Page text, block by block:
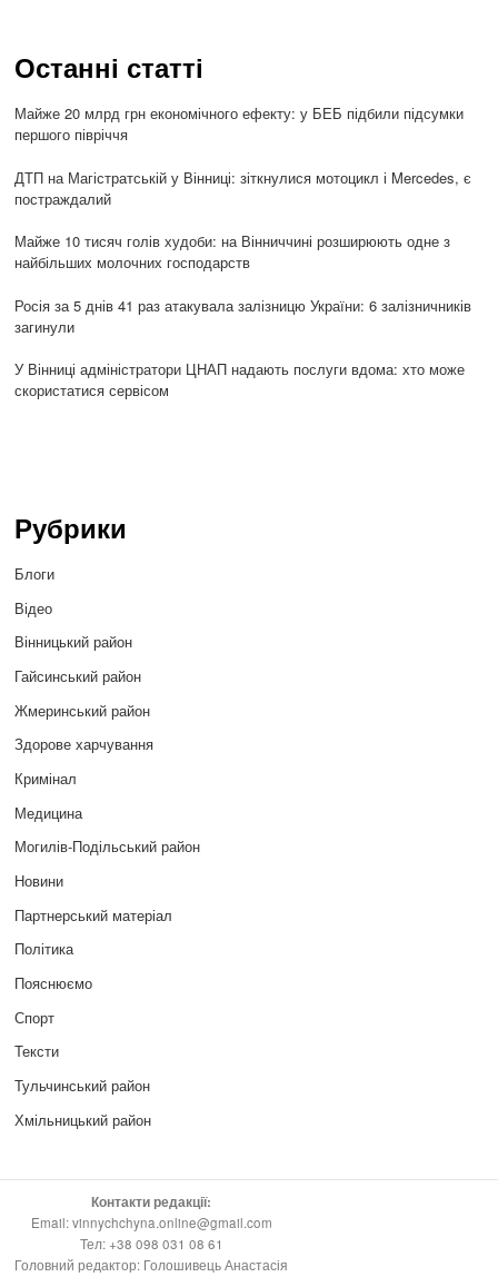
Останні статті
Майже 20 млрд грн економічного ефекту: у БЕБ підбили підсумки
першого півріччя
ДТП на Магістратській у Вінниці: зіткнулися мотоцикл і Mercedes, є
постраждалий
Майже 10 тисяч голів худоби: на Вінниччині розширюють одне з
найбільших молочних господарств
Росія за 5 днів 41 раз атакувала залізницю України: 6 залізничників
загинули
У Вінниці адміністратори ЦНАП надають послуги вдома: хто може
скористатися сервісом
Рубрики
Блоги
Відео
Вінницький район
Гайсинський район
Жмеринський район
Здорове харчування
Кримінал
Медицина
Могилів-Подільський район
Новини
Партнерський матеріал
Політика
Пояснюємо
Спорт
Тексти
Тульчинський район
Хмільницький район
Контакти редакції:
Email: vinnychchyna.online@gmail.com
Тел: +38 098 031 08 61
Головний редактор: Голошивець Анастасія